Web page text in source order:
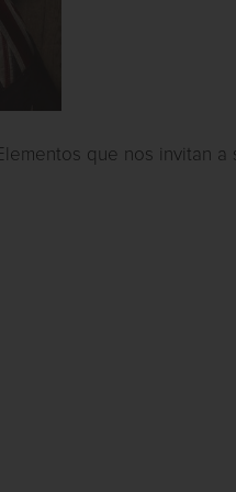
que nos invitan a